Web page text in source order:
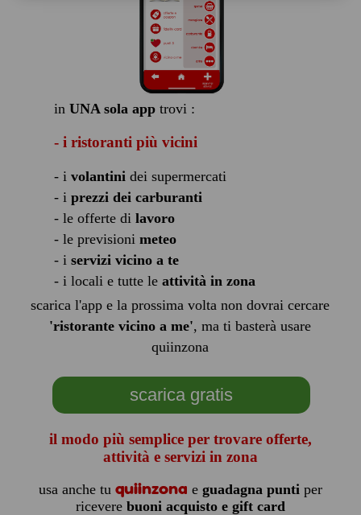
in UNA sola apptrovi :
- i ristoranti più vicini
- i volantinidei supermercati
- i prezzi dei carburanti
- le offerte di lavoro
- le previsioni meteo
- i servizi vicino a te
- i locali e tutte le attività in zona
scarica l'app e la prossima volta non dovrai cercare
'ristorante vicino a me', ma ti basterà usare
quiinzona
scarica gratis
il modo più semplice per trovare offerte,
attività e servizi in zona
usa anche tu quiinzona e guadagna puntiper
ricevere buoni acquisto e gift card